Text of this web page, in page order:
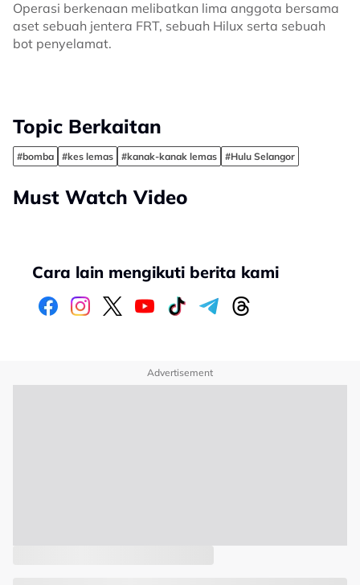
Operasi berkenaan melibatkan lima anggota bersama
aset sebuah jentera FRT, sebuah Hilux serta sebuah
bot penyelamat.
Topic Berkaitan
#bomba #kes lemas #kanak-kanak lemas #Hulu Selangor
Must Watch Video
Cara lain mengikuti berita kami
Advertisement